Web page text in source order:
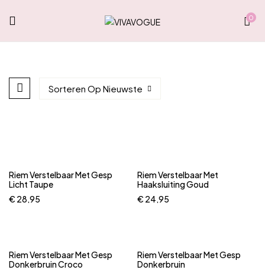
0
Sorteren Op Nieuwste
Riem Verstelbaar Met Gesp
Licht Taupe
€ 28,95
Riem Verstelbaar Met
Haaksluiting Goud
€ 24,95
Riem Verstelbaar Met Gesp
Donkerbruin Croco
Riem Verstelbaar Met Gesp
Donkerbruin